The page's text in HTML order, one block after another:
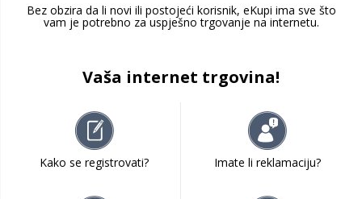
Bez obzira da li novi ili postojeći korisnik, eKupi ima sve što
vam je potrebno za uspješno trgovanje na internetu.
Vaša internet trgovina!
Kako se registrovati? Imate li reklamaciju?